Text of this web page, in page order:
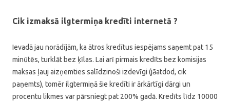
Cik izmaksā ilgtermiņa kredīti internetā ?
Ievadā jau norādījām, ka ātros kredītus iespējams saņemt pat 15
minūtēs, turklāt bez ķīlas. Lai arī pirmais kredīts bez komisijas
maksas ļauj aizņemties salīdzinoši izdevīgi (jāatdod, cik
paņemts), tomēr ilgtermiņā šie kredīti ir ārkārtīgi dārgi un
procentu likmes var pārsniegt pat 200% gadā. Kredīts līdz 10000